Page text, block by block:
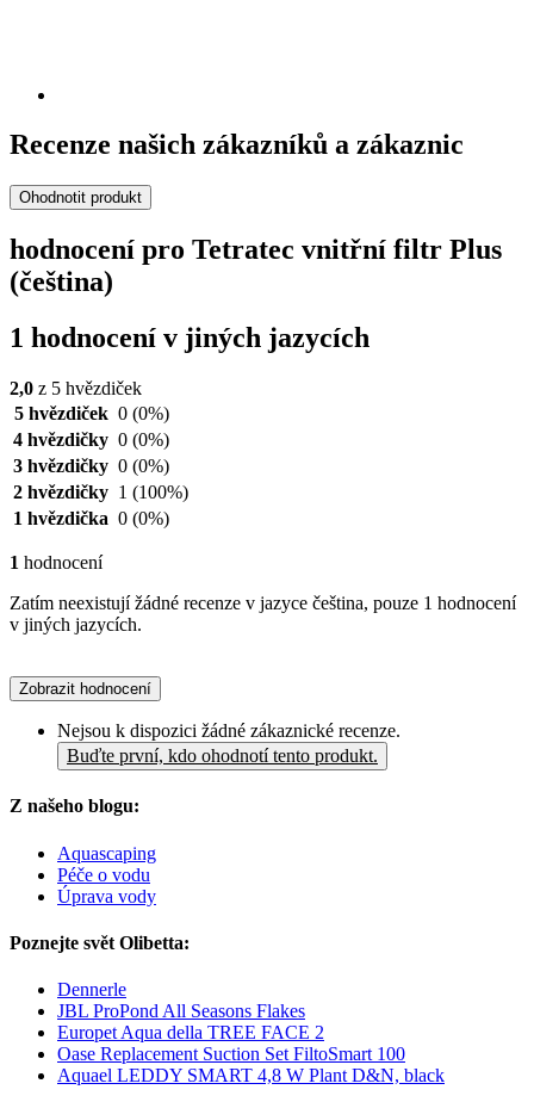
Recenze našich zákazníků a zákaznic
Ohodnotit produkt
hodnocení pro Tetratec vnitřní filtr Plus
(čeština)
1 hodnocení v jiných jazycích
2,0 z 5 hvězdiček
5 hvězdiček 0 (0%)
4 hvězdičky 0 (0%)
3 hvězdičky 0 (0%)
2 hvězdičky 1 (100%)
1 hvězdička 0 (0%)
1 hodnocení
Zatím neexistují žádné recenze v jazyce čeština, pouze 1 hodnocení
v jiných jazycích.
Zobrazit hodnocení
Nejsou k dispozici žádné zákaznické recenze.
Buďte první, kdo ohodnotí tento produkt.
Z našeho blogu:
Aquascaping
Péče o vodu
Úprava vody
Poznejte svět Olibetta:
Dennerle
JBL ProPond All Seasons Flakes
Europet Aqua della TREE FACE 2
Oase Replacement Suction Set FiltoSmart 100
Aquael LEDDY SMART 4,8 W Plant D&N, black